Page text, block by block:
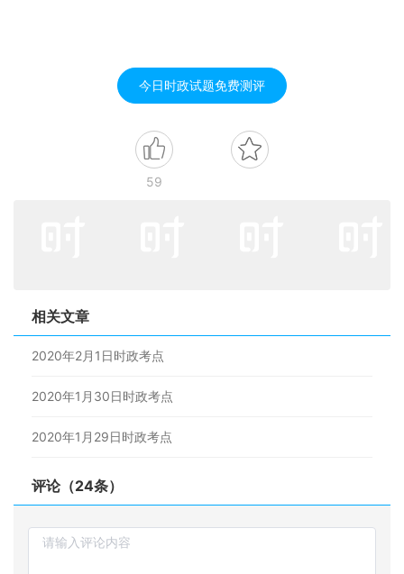
今日时政试题免费测评
59
相关文章
2020年2月1日时政考点
2020年1月30日时政考点
2020年1月29日时政考点
评论（24条）